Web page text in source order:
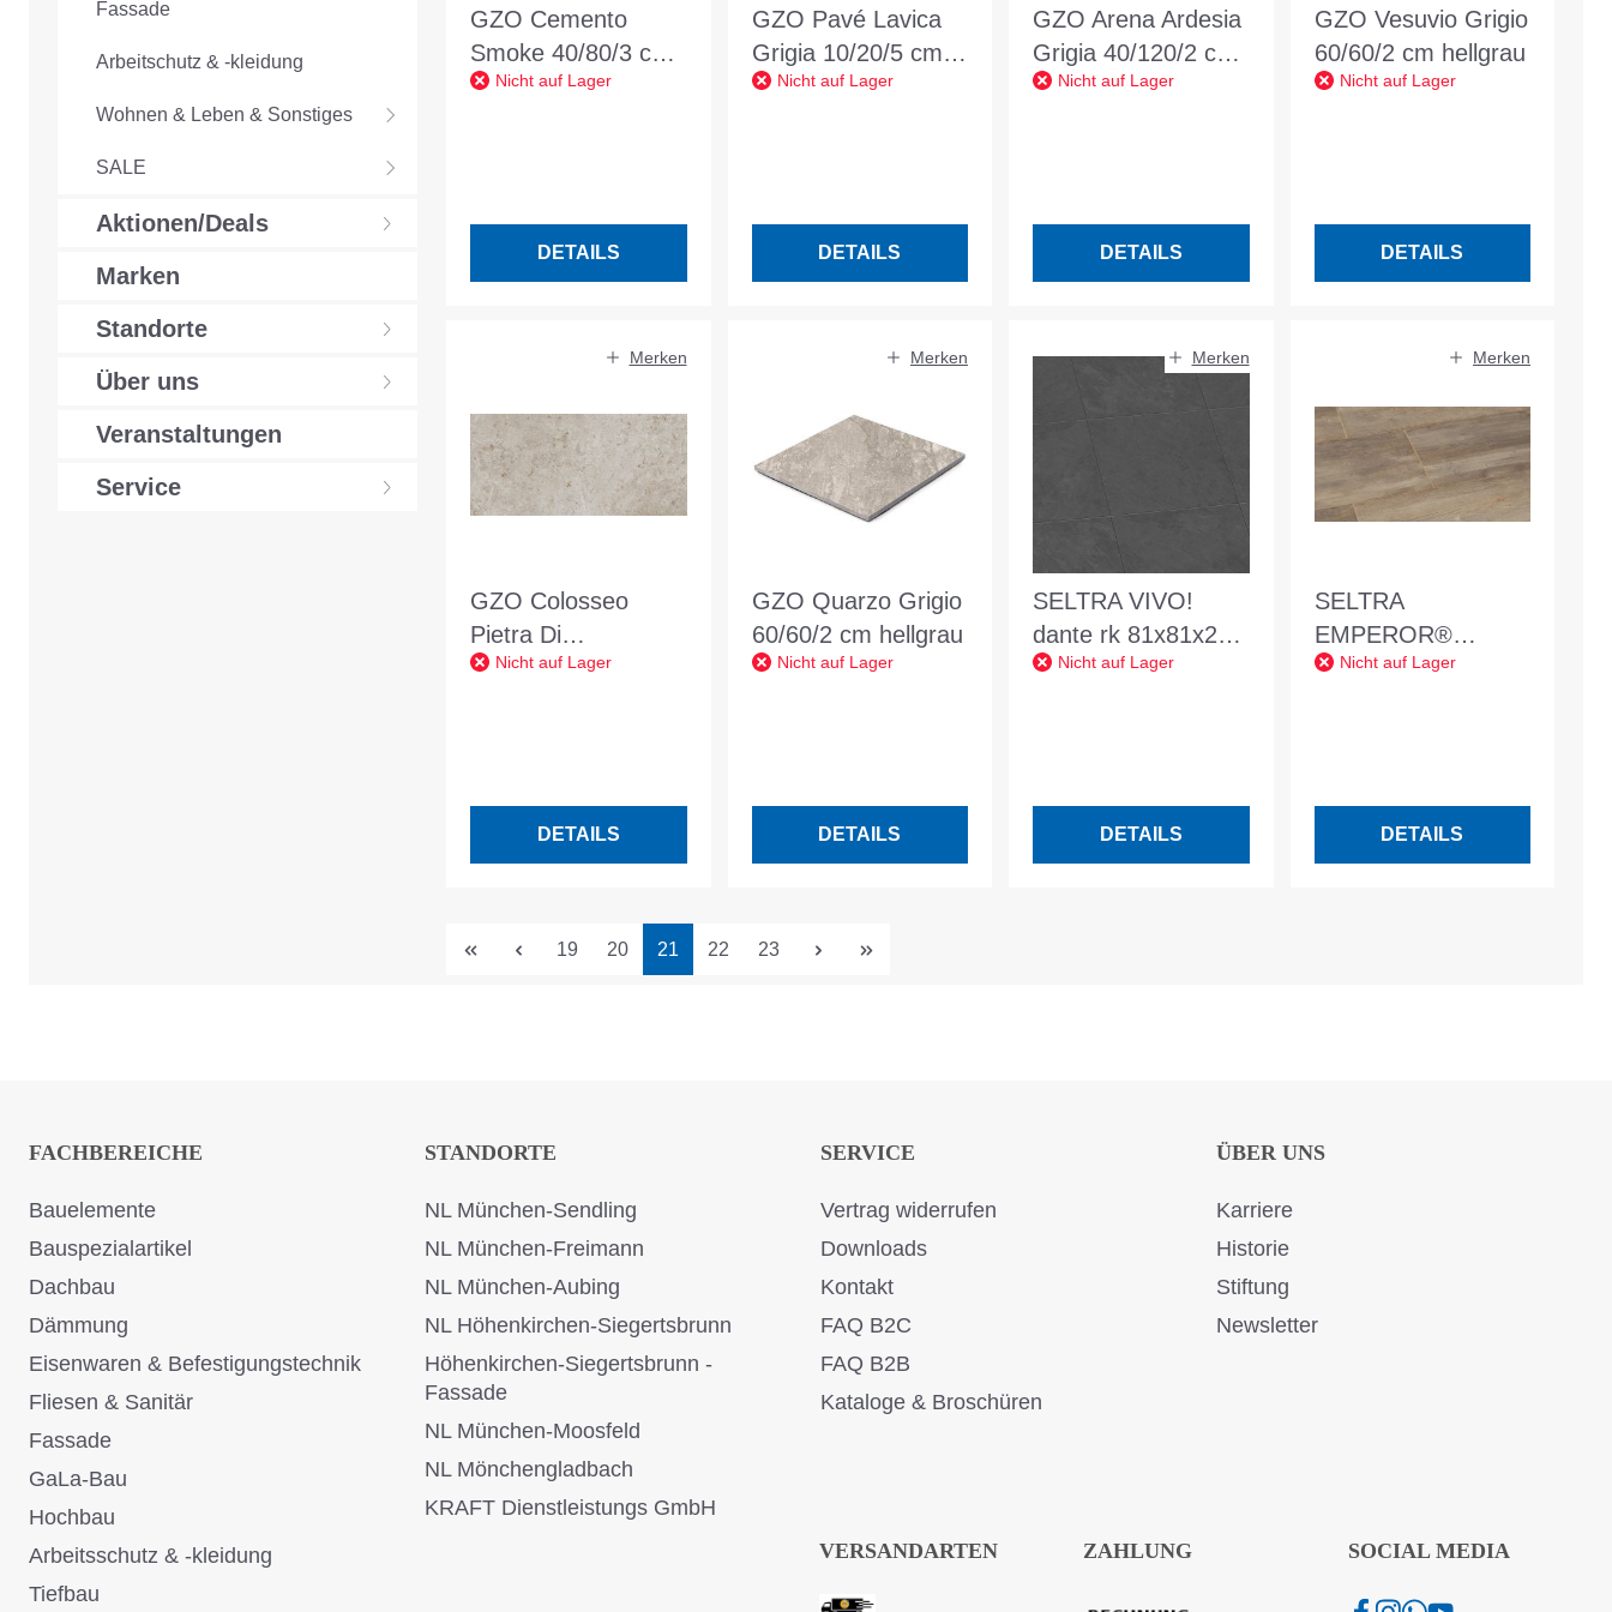
Fassade
Arbeitschutz & -kleidung
Wohnen & Leben & Sonstiges
SALE
Aktionen/Deals
Marken
Standorte
Über uns
Veranstaltungen
Service
GZO Cemento
Smoke 40/80/3 cm
mittelgrau
Nicht auf Lager
DETAILS
GZO Pavé Lavica
Grigia 10/20/5 cm
mittelgrau
Nicht auf Lager
DETAILS
GZO Arena Ardesia
Grigia 40/120/2 cm
dunkelbraun-grau
Nicht auf Lager
DETAILS
GZO Vesuvio Grigio
60/60/2 cm hellgrau
Nicht auf Lager
DETAILS
Merken
GZO Colosseo
Pietra Di
Gerusalemme
Nicht auf Lager
DETAILS
Merken
GZO Quarzo Grigio
60/60/2 cm hellgrau
Nicht auf Lager
DETAILS
Merken
SELTRA VIVO!
dante rk 81x81x2
FZ Schiefer
Nicht auf Lager
DETAILS
Merken
SELTRA
EMPEROR®
COUNTRY walnut
Nicht auf Lager
DETAILS
Seite
19 Seite
20 Seite
21 Seite
22 Seite
23
FACHBEREICHE
Bauelemente
Bauspezialartikel
Dachbau
Dämmung
Eisenwaren & Befestigungstechnik
Fliesen & Sanitär
Fassade
GaLa-Bau
Hochbau
Arbeitsschutz & -kleidung
Tiefbau
STANDORTE
NL München-Sendling
NL München-Freimann
NL München-Aubing
NL Höhenkirchen-Siegertsbrunn
Höhenkirchen-Siegertsbrunn -
Fassade
NL München-Moosfeld
NL Mönchengladbach
KRAFT Dienstleistungs GmbH
SERVICE
Vertrag widerrufen
Downloads
Kontakt
FAQ B2C
FAQ B2B
Kataloge & Broschüren
ÜBER UNS
Karriere
Historie
Stiftung
Newsletter
VERSANDARTEN ZAHLUNG SOCIAL MEDIA